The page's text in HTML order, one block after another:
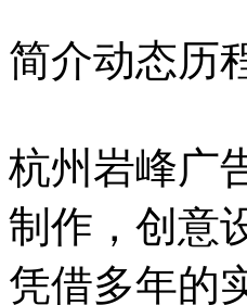
简介动态历
杭州岩峰广
制作，创意
凭借多年的